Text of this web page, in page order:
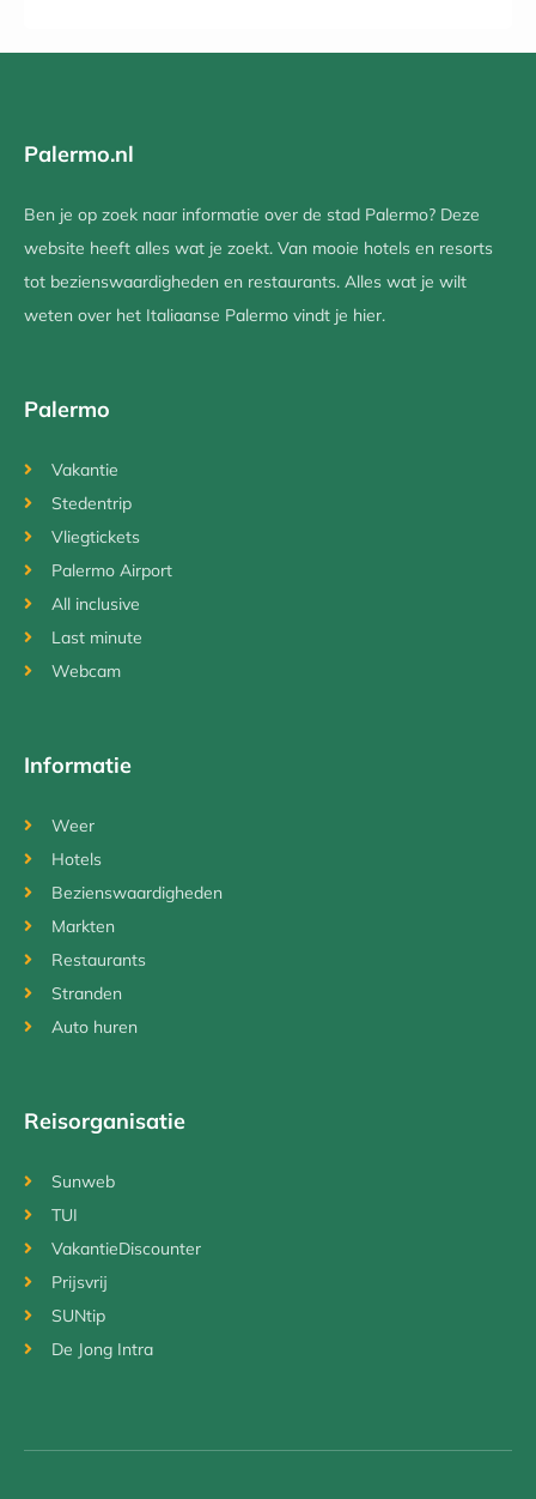
Palermo.nl
Ben je op zoek naar informatie over de stad Palermo? Deze
website heeft alles wat je zoekt. Van mooie hotels en resorts
tot bezienswaardigheden en restaurants. Alles wat je wilt
weten over het Italiaanse Palermo vindt je hier.
Palermo
Vakantie
Stedentrip
Vliegtickets
Palermo Airport
All inclusive
Last minute
Webcam
Informatie
Weer
Hotels
Bezienswaardigheden
Markten
Restaurants
Stranden
Auto huren
Reisorganisatie
Sunweb
TUI
VakantieDiscounter
Prijsvrij
SUNtip
De Jong Intra